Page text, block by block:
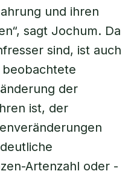
und ihren
sagt Jochum. Da
sind, ist auch
der
ist, der
Artenzahl oder -